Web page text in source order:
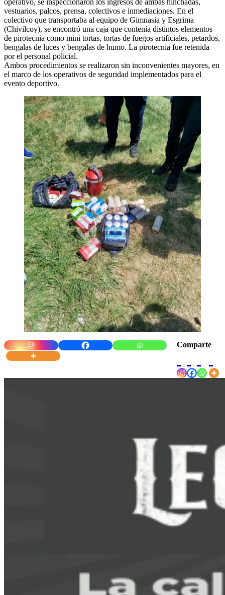
vestuarios, palcos, prensa, colectivos e inmediaciones. En el
colectivo que transportaba al equipo de Gimnasia y Esgrima
(Chivilcoy), se encontró una caja que contenía distintos elementos
de pirotecnia como mini tortas, tortas de fuegos artificiales, petardos,
bengalas de luces y bengalas de humo. La pirotecnia fue retenida
por el personal policial.
Ambos procedimientos se realizaron sin inconvenientes mayores, en
el marco de los operativos de seguridad implementados para el
evento deportivo.
Comparte